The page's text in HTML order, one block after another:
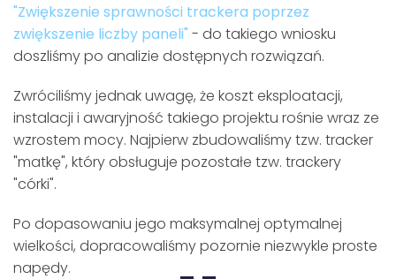
"Zwiększenie sprawności trackera poprzez
zwiększenie liczby paneli" - do takiego wniosku
doszliśmy po analizie dostępnych rozwiązań.
Zwróciliśmy jednak uwagę, że koszt eksploatacji,
instalacji i awaryjność takiego projektu rośnie wraz ze
wzrostem mocy. Najpierw zbudowaliśmy tzw. tracker
"matkę", który obsługuje pozostałe tzw. trackery
"córki".
Po dopasowaniu jego maksymalnej optymalnej
wielkości, dopracowaliśmy pozornie niezwykle proste
napędy.